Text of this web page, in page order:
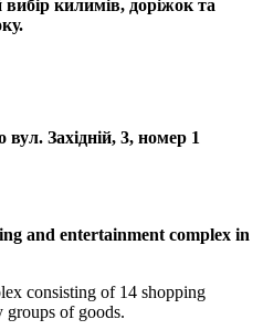
килимів, доріжок та
вул. Західній, 3, номер 1
and entertainment complex in
consisting of 14 shopping
groups of goods.